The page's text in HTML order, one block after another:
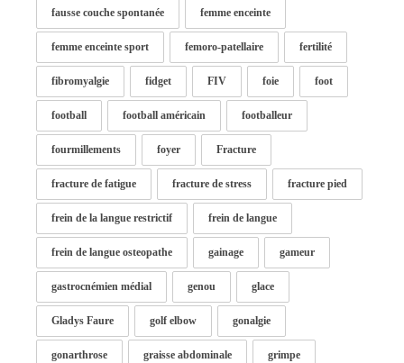
fausse couche spontanée femme enceinte
femme enceinte sport femoro-patellaire fertilité
fibromyalgie fidget FIV foie foot
football football américain footballeur
fourmillements foyer Fracture
fracture de fatigue fracture de stress fracture pied
frein de la langue restrictif frein de langue
frein de langue osteopathe gainage gameur
gastrocnémien médial genou glace
Gladys Faure golf elbow gonalgie
gonarthrose graisse abdominale grimpe